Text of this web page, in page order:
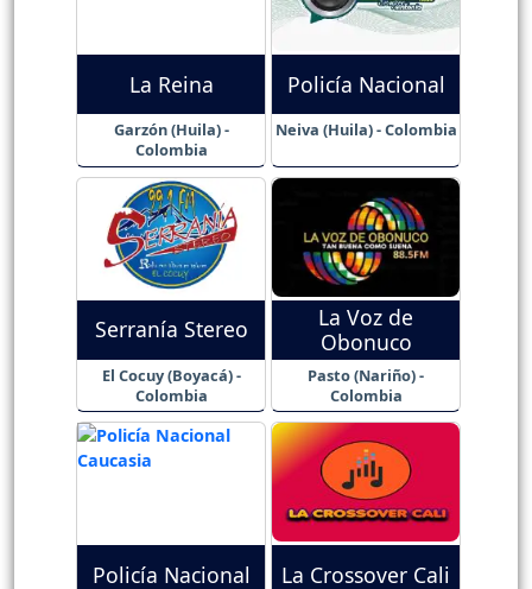
La Reina
Garzón (Huila) -
Colombia
Policía Nacional
Neiva (Huila) - Colombia
Serranía Stereo
El Cocuy (Boyacá) -
Colombia
La Voz de
Obonuco
Pasto (Nariño) -
Colombia
Policía Nacional La Crossover Cali